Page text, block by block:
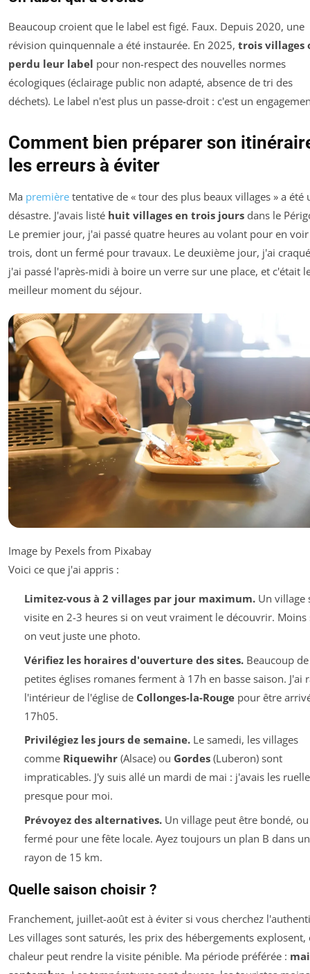
Beaucoup croient que le label est figé. Faux. Depuis 2020, une
révision quinquennale a été instaurée. En 2025, trois villages
perdu leur label pour non-respect des nouvelles normes
écologiques (éclairage public non adapté, absence de tri des
déchets). Le label n'est plus un passe-droit : c'est un
Comment bien préparer son
les erreurs à éviter
Ma première tentative de « tour des plus beaux villages » a été
désastre. J'avais listé huit villages en trois jours dans le
Le premier jour, j'ai passé quatre heures au volant pour en voir
trois, dont un fermé pour travaux. Le deuxième jour, j'ai
j'ai passé l'après-midi à boire un verre sur une place, et c'était
meilleur moment du séjour.
Image by Pexels from Pixabay
Voici ce que j'ai appris :
Limitez-vous à 2 villages par jour maximum.Un village
visite en 2-3 heures si on veut vraiment le découvrir. Moins
on veut juste une photo.
Vérifiez les horaires d'ouverture des sites.Beaucoup de
petites églises romanes ferment à 17h en basse saison. J'ai
l'intérieur de l'église de Collonges-la-Rougepour être
17h05.
Privilégiez les jours de semaine.Le samedi, les villages
comme Riquewihr(Alsace) ou Gordes(Luberon) sont
impraticables. J'y suis allé un mardi de mai : j'avais les
presque pour moi.
Prévoyez des alternatives.Un village peut être bondé, ou
fermé pour une fête locale. Ayez toujours un plan B dans un
rayon de 15 km.
Quelle saison choisir ?
Franchement, juillet-août est à éviter si vous cherchez
Les villages sont saturés, les prix des hébergements explosent,
chaleur peut rendre la visite pénible. Ma période préférée :